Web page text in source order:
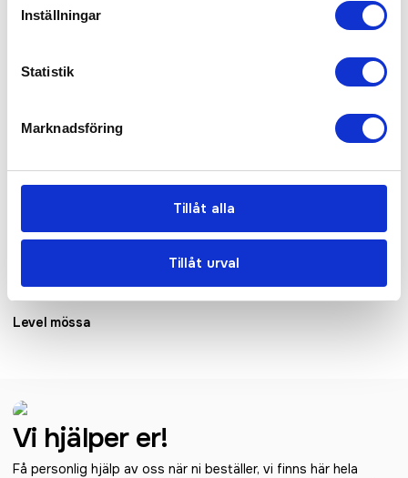
Inställningar
Statistik
Marknadsföring
Tillåt alla
Tillåt urval
Relaterade produkter
Level mössa
Vi hjälper er!
Få personlig hjälp av oss när ni beställer, vi finns här hela